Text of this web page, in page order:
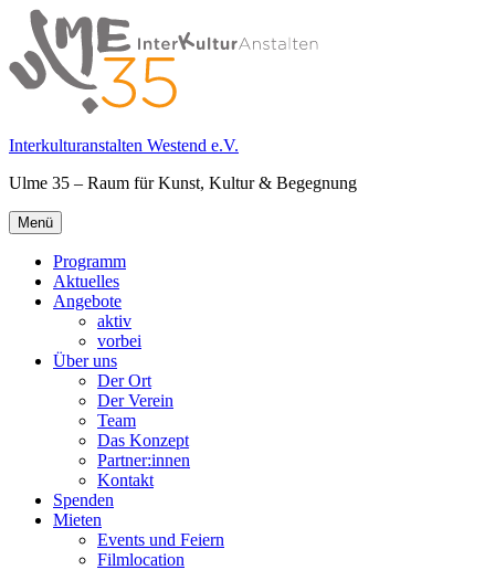
Springe
zum
Inhalt
Interkulturanstalten Westend e.V.
Ulme 35 – Raum für Kunst, Kultur & Begegnung
Primäres
Menü
Menü
Programm
Aktuelles
Angebote
aktiv
vorbei
Über uns
Der Ort
Der Verein
Team
Das Konzept
Partner:innen
Kontakt
Spenden
Mieten
Events und Feiern
Filmlocation